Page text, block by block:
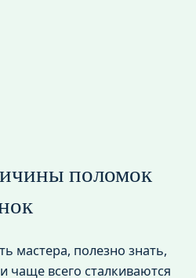
поломок
мастера, полезно знать,
чаще всего сталкиваются